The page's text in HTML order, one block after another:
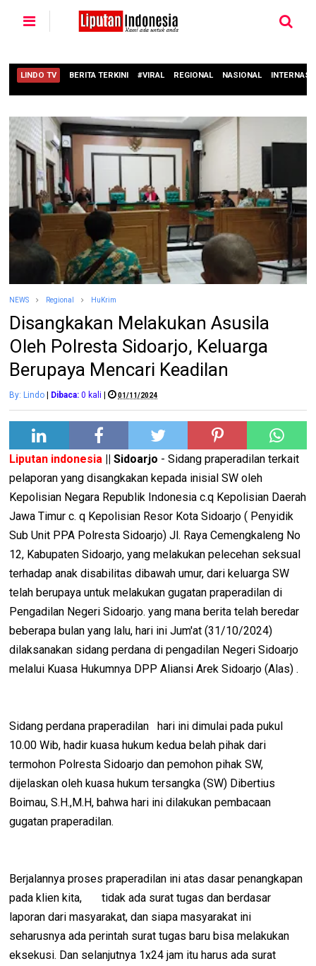
LINDO TV BERITA TERKINI #VIRAL REGIONAL NASIONAL
NEWS Regional HuKrim
Disangkakan Melakukan Asusila
Oleh Polresta Sidoarjo, Keluarga
Berupaya Mencari Keadilan
By: Lindo | Dibaca: 0 kali | 01/11/2024
Liputan indonesia || Sidoarjo - Sidang praperadilan terkait
pelaporan yang disangkakan kepada inisial SW oleh
Kepolisian Negara Republik Indonesia c.q Kepolisian Daerah
Jawa Timur c. q Kepolisian Resor Kota Sidoarjo ( Penyidik
Sub Unit PPA Polresta Sidoarjo) Jl. Raya Cemengkaleng No
12, Kabupaten Sidoarjo, yang melakukan pelecehan seksual
terhadap anak disabilitas dibawah umur, dari keluarga SW
telah berupaya untuk melakukan gugatan praperadilan di
Pengadilan Negeri Sidoarjo. yang mana berita telah beredar
beberapa bulan yang lalu, hari ini Jum'at (31/10/2024)
dilaksanakan sidang perdana di pengadilan Negeri Sidoarjo
melalui Kuasa Hukumnya DPP Aliansi Arek Sidoarjo (Alas) .
Sidang perdana praperadilan hari ini dimulai pada pukul
10.00 Wib, hadir kuasa hukum kedua belah pihak dari
termohon Polresta Sidoarjo dan pemohon pihak SW,
dijelaskan oleh kuasa hukum tersangka (SW) Dibertius
Boimau, S.H.,M.H, bahwa hari ini dilakukan pembacaan
gugatan praperadilan.
Berjalannya proses praperadilan ini atas dasar penangkapan
pada klien kita, tidak ada surat tugas dan berdasar
laporan dari masyarakat, dan siapa masyarakat ini
seharusnya ada perintah surat tugas baru bisa melakukan
eksekusi. Dan selanjutnya 1x24 jam itu harus ada surat